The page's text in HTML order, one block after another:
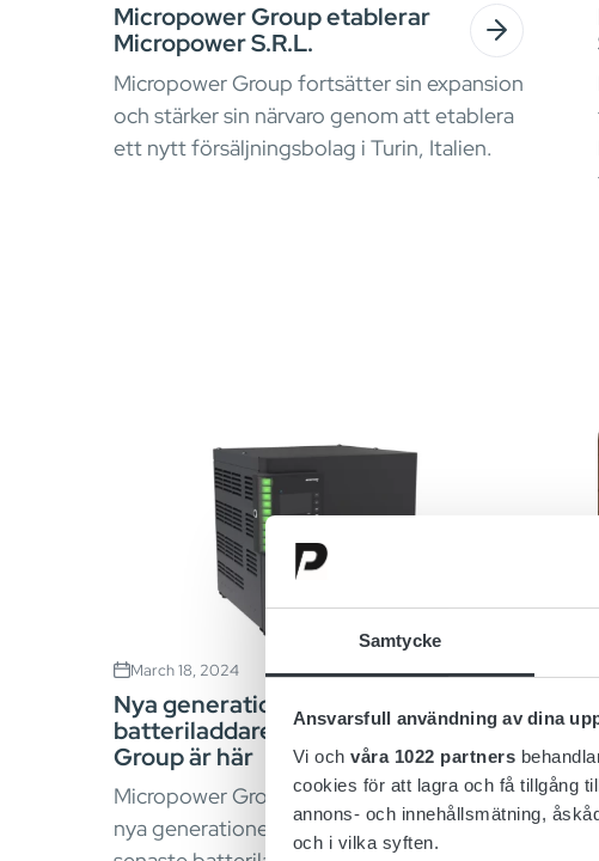
Samtycke
Ansvarsfull användning av dina
Vi och våra 1022 partners
cookies för att lagra och få tillgång
annons- och innehållsmätning,
och i vilka syften.
Micropower Group etablerar
Micropower S.R.L.
Micropower Group fortsätter sin expansion
och stärker sin närvaro genom att etablera
ett nytt försäljningsbolag i Turin, Italien.
March 18, 2024
Nya generationen av
batteriladdare från Micropower
Group är här
Micropower Group presenterar stolt den
nya generationen batteriladdare. De